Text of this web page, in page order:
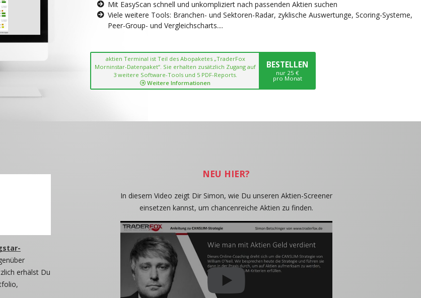
Mit EasyScan schnell und unkompliziert nach passenden Aktien suchen
Viele weitere Tools: Branchen- und Sektoren-Radar, zyklische Auswertunge, Scoring-Systeme,
Peer-Group- und Vergleichscharts....
aktien Terminal ist Teil des Abopaketes „TraderFox
Morninstar-Datenpaket“. Sie erhalten zusätzlich Zugang auf
3 weitere Software-Tools und 5 PDF-Reports.
Weitere Informationen
BESTELLEN
nur 25 €
pro Monat
erhälst Du
NEU HIER?
In diesem Video zeigt Dir Simon, wie Du unseren Aktien-Screener
einsetzen kannst, um chancenreiche Aktien zu finden.